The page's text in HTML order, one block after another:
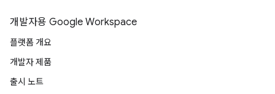
개발자용 Google Workspace
플랫폼 개요
개발자 제품
출시 노트